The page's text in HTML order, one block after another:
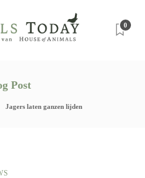
0
Post
Jagers laten ganzen lijden